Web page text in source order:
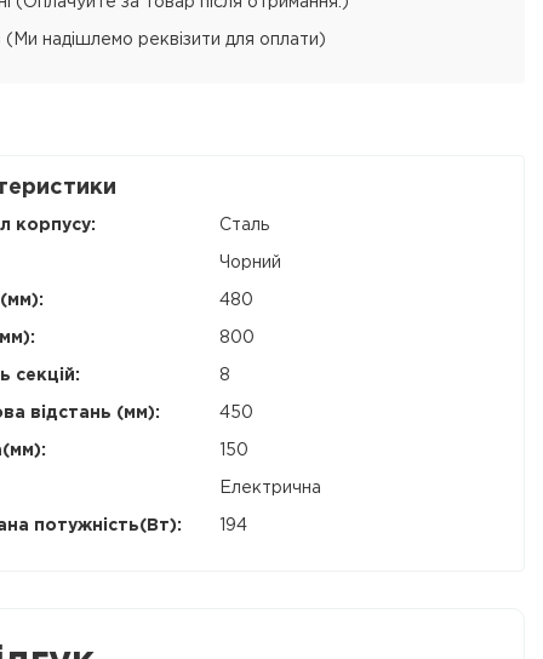
(Ми надішлемо реквізити для оплати)
корпусу: Сталь
Чорний
480
800
секцій: 8
відстань (мм): 450
150
Електрична
потужність(Вт): 194